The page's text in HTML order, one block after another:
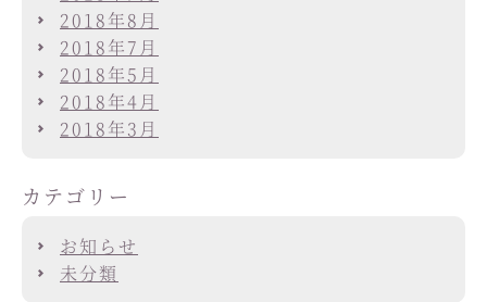
2018年8月
2018年7月
2018年5月
2018年4月
2018年3月
カテゴリー
お知らせ
未分類